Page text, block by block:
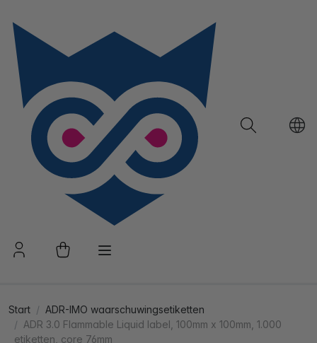
Start
ADR-IMO waarschuwingsetiketten
ADR 3.0 Flammable Liquid label, 100mm x 100mm, 1.000
etiketten, core 76mm